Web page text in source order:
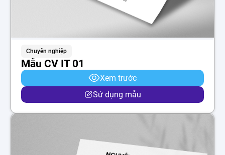
Chuyên nghiệp
Mẫu CV IT 01
Xem trước
Sử dụng mẫu